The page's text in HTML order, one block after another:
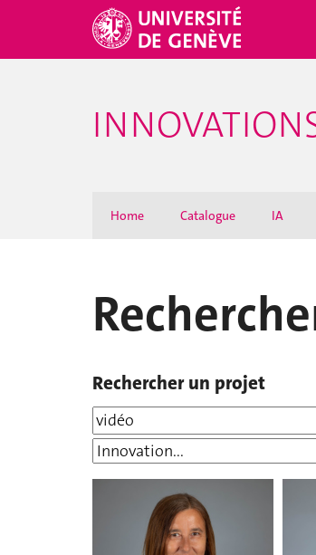
Home Catalogue IA
Rechercher un projet